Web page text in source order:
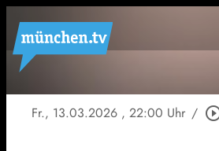
Fr., 13.03.2026 , 22:00 Uhr /